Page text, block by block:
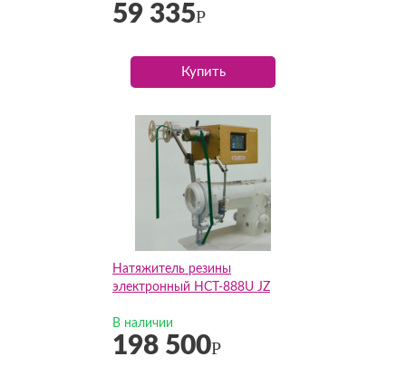
59 335Р
Купить
Натяжитель резины
электронный HCT-888U JZ
В наличии
198 500Р